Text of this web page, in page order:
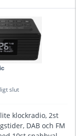
slut
klockradio, 2st
DAB och FM